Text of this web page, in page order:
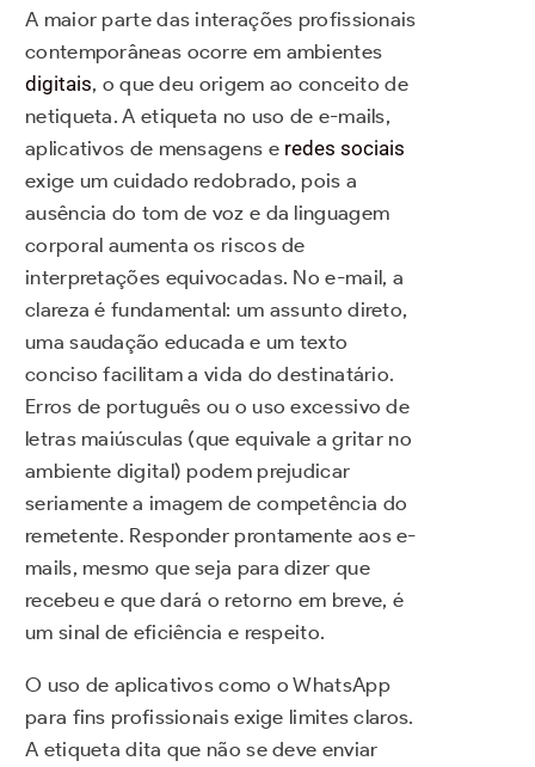
A maior parte das interações profissionais
contemporâneas ocorre em ambientes
digitais, o que deu origem ao conceito de
netiqueta. A etiqueta no uso de e-mails,
aplicativos de mensagens e redes sociais
exige um cuidado redobrado, pois a
ausência do tom de voz e da linguagem
corporal aumenta os riscos de
interpretações equivocadas. No e-mail, a
clareza é fundamental: um assunto direto,
uma saudação educada e um texto
conciso facilitam a vida do destinatário.
Erros de português ou o uso excessivo de
letras maiúsculas (que equivale a gritar no
ambiente digital) podem prejudicar
seriamente a imagem de competência do
remetente. Responder prontamente aos e-
mails, mesmo que seja para dizer que
recebeu e que dará o retorno em breve, é
um sinal de eficiência e respeito.
O uso de aplicativos como o WhatsApp
para fins profissionais exige limites claros.
A etiqueta dita que não se deve enviar